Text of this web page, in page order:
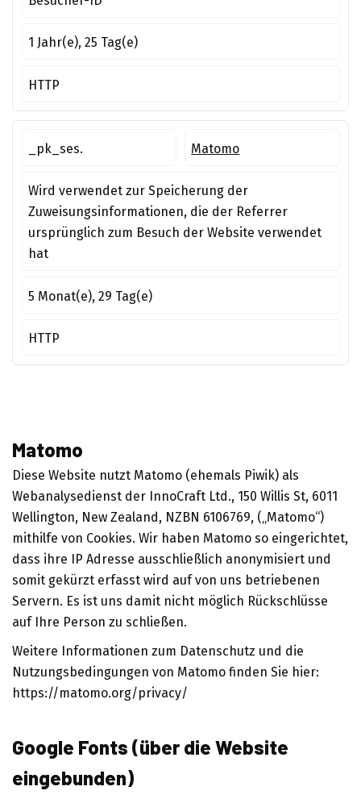
1 Jahr(e), 25 Tag(e)
HTTP
_pk_ses. Matomo
Wird verwendet zur Speicherung der
Zuweisungsinformationen, die der Referrer
ursprünglich zum Besuch der Website verwendet
hat
5 Monat(e), 29 Tag(e)
HTTP
Matomo
Diese Website nutzt Matomo (ehemals Piwik) als
Webanalysedienst der InnoCraft Ltd., 150 Willis St, 6011
Wellington, New Zealand, NZBN 6106769, („Matomo“)
mithilfe von Cookies. Wir haben Matomo so eingerichtet,
dass ihre IP Adresse ausschließlich anonymisiert und
somit gekürzt erfasst wird auf von uns betriebenen
Servern. Es ist uns damit nicht möglich Rückschlüsse
auf Ihre Person zu schließen.
Weitere Informationen zum Datenschutz und die
Nutzungsbedingungen von Matomo finden Sie hier:
https://matomo.org/privacy/
Google Fonts (über die Website
eingebunden)